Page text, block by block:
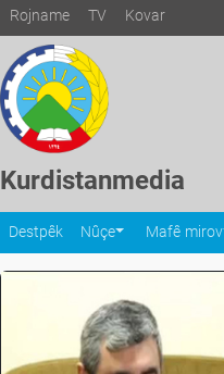
Rojname TV Kovar
Kurdistanmedia
Destpêk Nûçe Mafê mirov